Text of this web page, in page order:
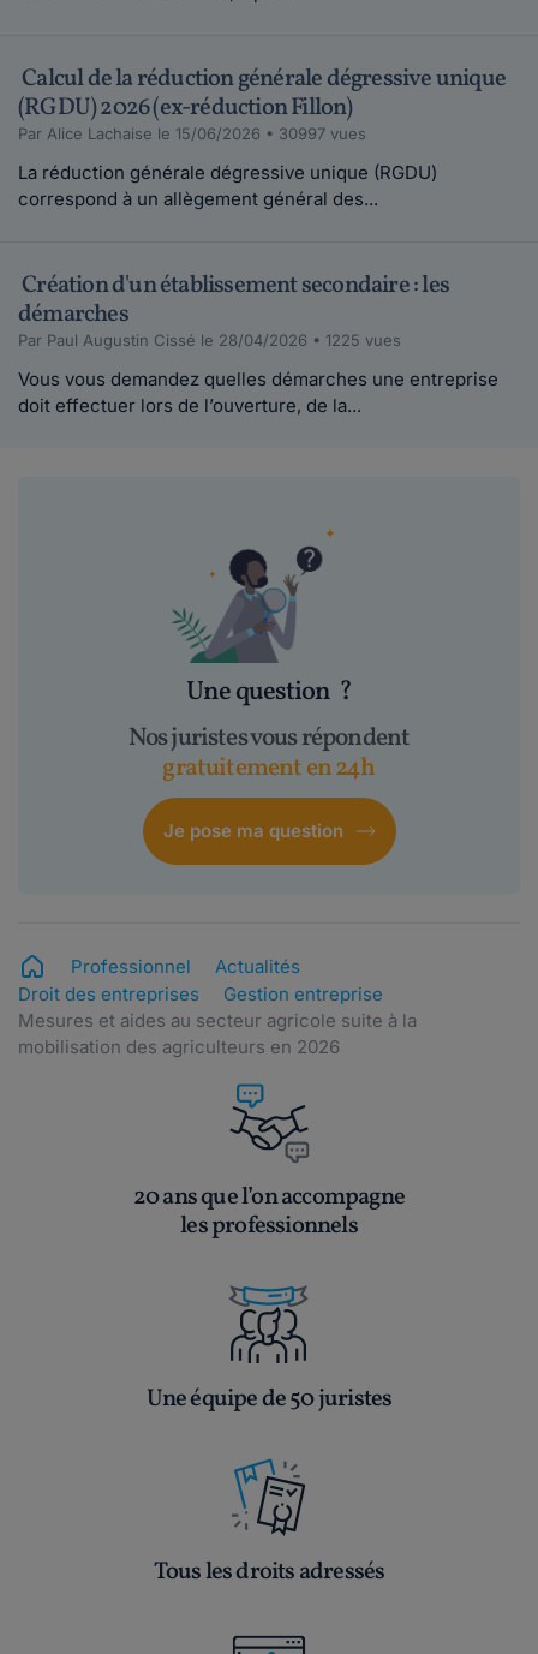
Calcul de la réduction générale dégressive unique
(RGDU) 2026 (ex-réduction Fillon)
Par Alice Lachaise le 15/06/2026 • 30997 vues
La réduction générale dégressive unique (RGDU)
correspond à un allègement général des...
Création d'un établissement secondaire : les
démarches
Par Paul Augustin Cissé le 28/04/2026 • 1225 vues
Vous vous demandez quelles démarches une entreprise
doit effectuer lors de l’ouverture, de la...
Une question ?
Nos juristes vous répondent
gratuitement en 24h
Je pose ma question
Professionnel
Actualités
Droit des entreprises
Gestion entreprise
Mesures et aides au secteur agricole suite à la
mobilisation des agriculteurs en 2026
20 ans que l’on accompagne
les professionnels
Une équipe de 50 juristes
Tous les droits adressés